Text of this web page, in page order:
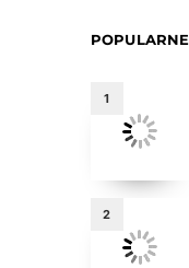
POPULARNE
1
2